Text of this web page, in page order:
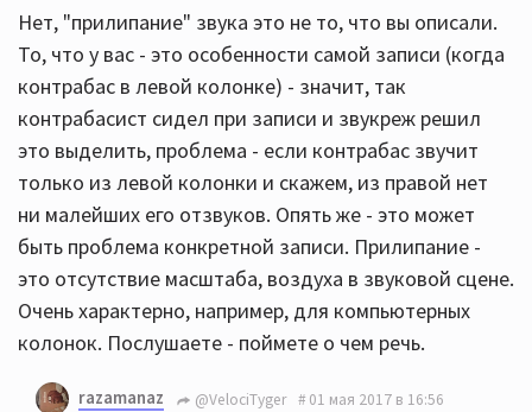
Нет, "прилипание" звука это не то, что вы описали.
То, что у вас - это особенности самой записи (когда
контрабас в левой колонке) - значит, так
контрабасист сидел при записи и звукреж решил
это выделить, проблема - если контрабас звучит
только из левой колонки и скажем, из правой нет
ни малейших его отзвуков. Опять же - это может
быть проблема конкретной записи. Прилипание -
это отсутствие масштаба, воздуха в звуковой сцене.
Очень характерно, например, для компьютерных
колонок. Послушаете - поймете о чем речь.
razamanaz @VelociTyger 01 мая 2017 в 16:56